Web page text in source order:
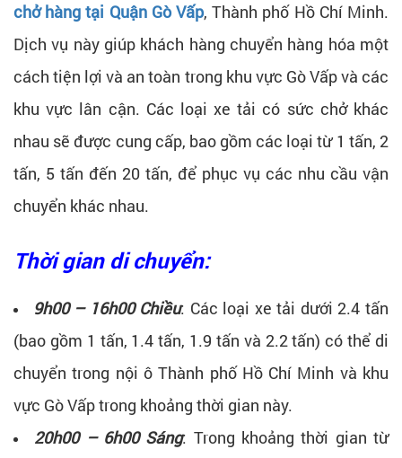
chở hàng tại Quận Gò Vấp, Thành phố Hồ Chí Minh.
Dịch vụ này giúp khách hàng chuyển hàng hóa một
cách tiện lợi và an toàn trong khu vực Gò Vấp và các
khu vực lân cận. Các loại xe tải có sức chở khác
nhau sẽ được cung cấp, bao gồm các loại từ 1 tấn, 2
tấn, 5 tấn đến 20 tấn, để phục vụ các nhu cầu vận
chuyển khác nhau.
Thời gian di chuyển:
9h00 – 16h00 Chiều: Các loại xe tải dưới 2.4 tấn
(bao gồm 1 tấn, 1.4 tấn, 1.9 tấn và 2.2 tấn) có thể di
chuyển trong nội ô Thành phố Hồ Chí Minh và khu
vực Gò Vấp trong khoảng thời gian này.
20h00 – 6h00 Sáng: Trong khoảng thời gian từ